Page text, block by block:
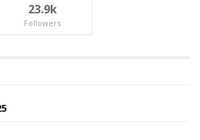
23.9k
Followers